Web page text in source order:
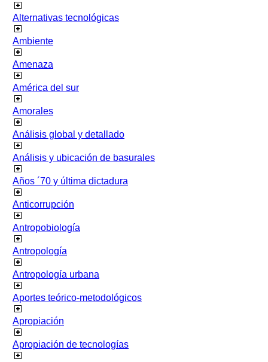
Alternativas tecnológicas
Ambiente
Amenaza
América del sur
Amorales
Análisis global y detallado
Análisis y ubicación de basurales
Años ´70 y última dictadura
Anticorrupción
Antropobiología
Antropología
Antropología urbana
Aportes teórico-metodológicos
Apropiación
Apropiación de tecnologías